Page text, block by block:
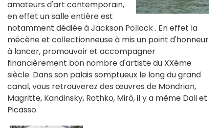
amateurs d'art contemporain,
en effet un salle entière est
notamment dédiée à Jackson Pollock . En effet la
mécène et collectionneuse à mis un point d'honneur
à lancer, promouvoir et accompagner
financièrement bon nombre d'artiste du XXéme
siècle. Dans son palais somptueux le long du grand
canal, vous retrouverez des œuvres de Mondrian,
Magritte, Kandinsky, Rothko, Mirò, il y a même Dali et
Picasso.